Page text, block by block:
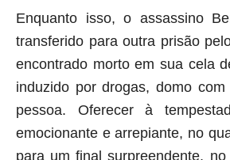
Enquanto isso, o assassino
transferido para outra prisão
encontrado morto em sua cela
induzido por drogas, domo
pessoa. Oferecer à
emocionante e arrepiante, no
para um final surpreendente,